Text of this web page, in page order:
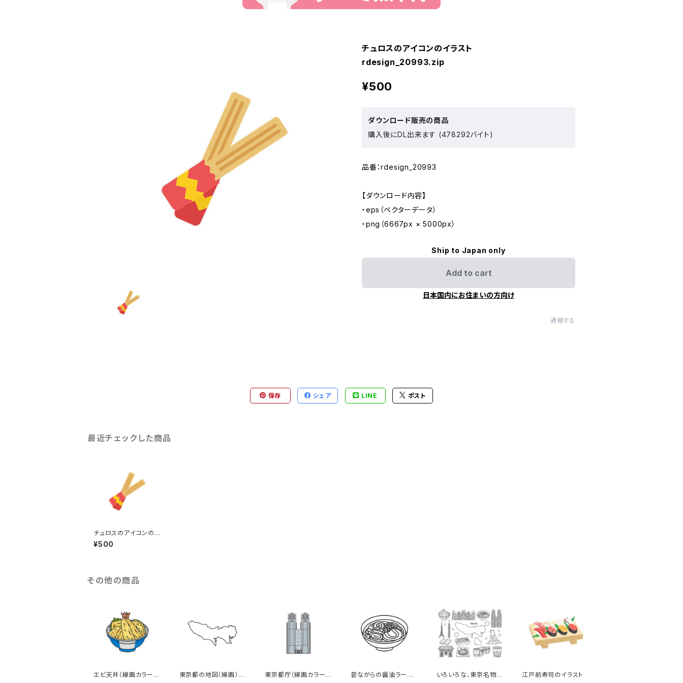
チュロスのアイコンのイラスト
rdesign_20993.zip
¥500
ダウンロード販売の商品
購入後にDL出来ます (478292バイト)
品番：rdesign_20993
【ダウンロード内容】
・eps（ベクターデータ）
・png（6667px × 5000px）
Ship to Japan only
Add to cart
日本国内にお住まいの方向け
通報する
保存 シェア LINE ポスト
最近チェックした商品
チュロスのアイコンのイ
ラスト
¥500
その他の商品
エビ天丼（線画カラー）
東京都の地図（線画）の
東京都庁（線画カラー）
昔ながらの醤油ラーメ
いろいろな、東京名物
江戸前寿司のイラスト